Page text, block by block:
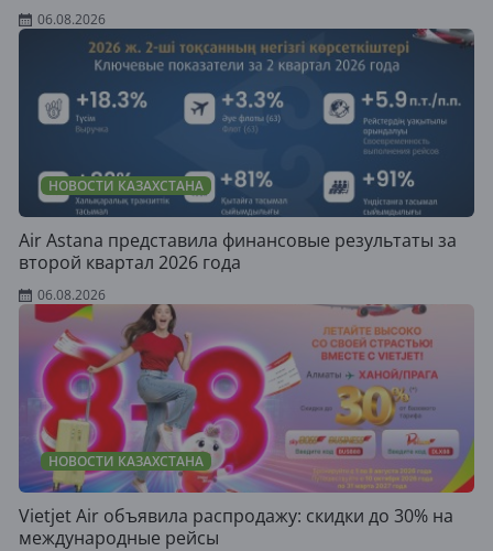
06.08.2026
НОВОСТИ КАЗАХСТАНА
Air Astana представила финансовые результаты за
второй квартал 2026 года
06.08.2026
НОВОСТИ КАЗАХСТАНА
Vietjet Air объявила распродажу: скидки до 30% на
международные рейсы